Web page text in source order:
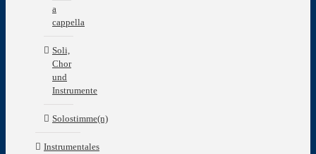
a
cappella
Soli,
Chor
und
Instrumente
Solostimme(n)
Instrumentales